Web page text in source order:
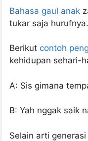
Bahasa gaul anak
tukar saja hurufnya.
Berikut contoh
kehidupan sehari-
A: Sis gimana
B: Yah nggak saik
Selain arti